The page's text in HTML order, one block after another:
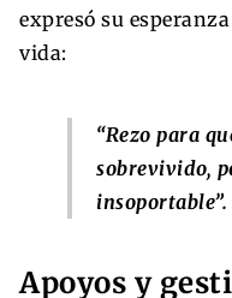
expresó su
vida:
“Rezo para
sobrevivido,
insoportable”.
Apoyos y